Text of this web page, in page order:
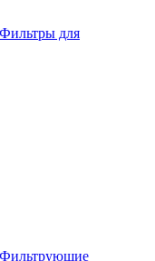
Фильтры для
Фильтрующие